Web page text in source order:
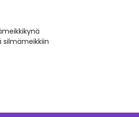
silmämeikkiin